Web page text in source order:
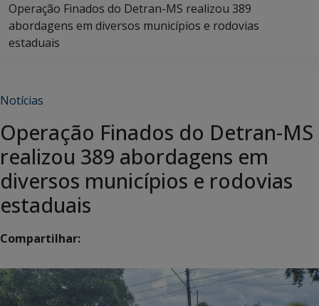
Operação Finados do Detran-MS realizou 389
abordagens em diversos municípios e rodovias
estaduais
Notícias
Operação Finados do Detran-MS
realizou 389 abordagens em
diversos municípios e rodovias
estaduais
Compartilhar: